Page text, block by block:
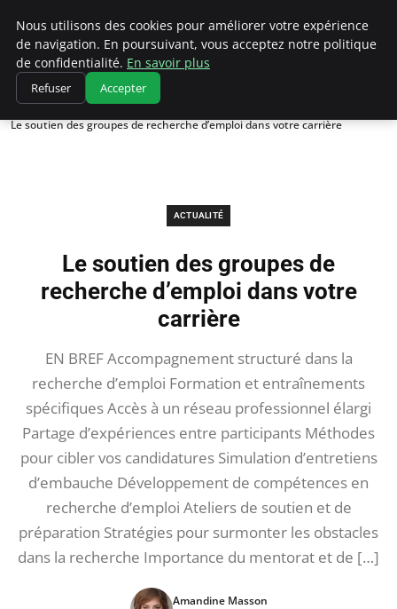
Chasseur De Tête
Accueil
Actualité
Le soutien des groupes de recherche d’emploi dans votre carrière
ACTUALITÉ
Le soutien des groupes de
recherche d’emploi dans votre
carrière
EN BREF Accompagnement structuré dans la
recherche d’emploi Formation et entraînements
spécifiques Accès à un réseau professionnel élargi
Partage d’expériences entre participants Méthodes
pour cibler vos candidatures Simulation d’entretiens
d’embauche Développement de compétences en
recherche d’emploi Ateliers de soutien et de
préparation Stratégies pour surmonter les obstacles
dans la recherche Importance du mentorat et de […]
Amandine Masson
Nous utilisons des cookies pour améliorer votre expérience
de navigation. En poursuivant, vous acceptez notre politique
de confidentialité. En savoir plus
Refuser Accepter